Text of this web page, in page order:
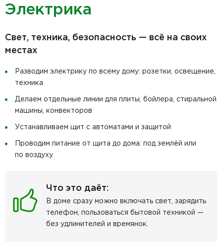
Электрика
Свет, техника, безопасность — всё на своих
местах
Разводим электрику по всему дому: розетки, освещение,
техника
Делаем отдельные линии для плиты, бойлера, стиральной
машины, конвекторов
Устанавливаем щит с автоматами и защитой
Проводим питание от щита до дома: под землёй или
по воздуху
Что это даёт:
В доме сразу можно включать свет, зарядить
телефон, пользоваться бытовой техникой —
без удлинителей и времянок.